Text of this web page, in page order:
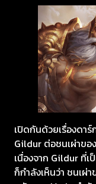
เปิดกันด้วยเรื่องดา
Gildur ต่อชนเผ่าขอ
เนื่องจาก Gildur ที่เ
ก็กำลังเห็นว่า ชนเผ่